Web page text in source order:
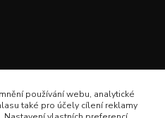
používání webu, analytické
také pro účely cílení reklamy